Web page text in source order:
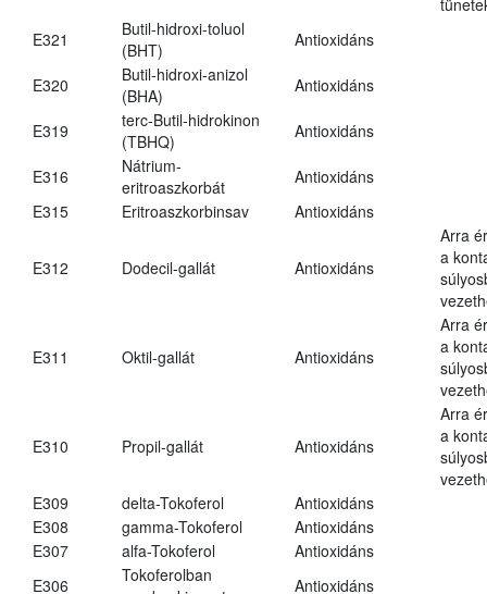
E321
Butil-hidroxi-toluol
(BHT)
Antioxidáns
E320
Butil-hidroxi-anizol
(BHA)
Antioxidáns
E319
terc-Butil-hidrokinon
(TBHQ)
Antioxidáns
E316
Nátrium-
eritroaszkorbát
Antioxidáns
E315
Eritroaszkorbinsav Antioxidáns
E312 Dodecil-gallát Antioxidáns
Arra
a
E311 Oktil-gallát Antioxidáns
Arra
a
E310 Propil-gallát Antioxidáns
Arra
a
E309
delta-Tokoferol
Antioxidáns
E308
gamma-Tokoferol
Antioxidáns
E307
alfa-Tokoferol
Antioxidáns
E306
Tokoferolban
Antioxidáns